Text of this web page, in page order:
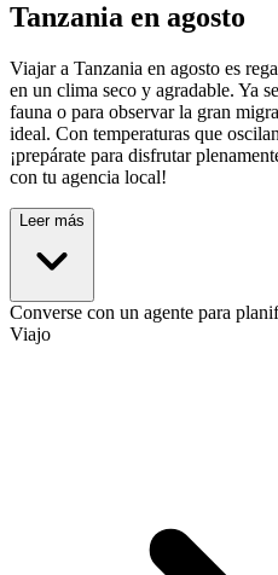
Tanzania en agosto
Viajar a Tanzania en agosto es
en un clima seco y agradable. Ya
fauna o para observar la gran
ideal. Con temperaturas que
¡prepárate para disfrutar
con tu agencia local!
Leer más
Converse con un agente para
Viajo